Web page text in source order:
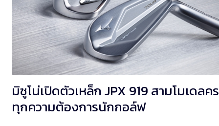
มิซูโน่เปิดตัวเหล็ก JPX 919 สามโมเดลค
ทุกความต้องการนักกอล์ฟ